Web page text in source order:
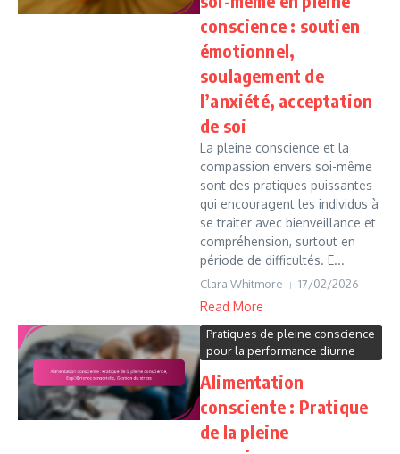
conscience : soutien
émotionnel,
soulagement de
l’anxiété, acceptation
de soi
La pleine conscience et la
compassion envers soi-même
sont des pratiques puissantes
qui encouragent les individus à
se traiter avec bienveillance et
compréhension, surtout en
période de difficultés. E...
Clara Whitmore 17/02/2026
Read More
Pratiques de pleine conscience
pour la performance diurne
Alimentation
consciente : Pratique
de la pleine